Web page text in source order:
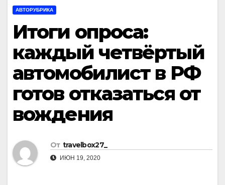
АВТОРУБРИКА
Итоги опроса:
каждый четвёртый
автомобилист в РФ
готов отказаться от
вождения
От travelbox27_
ИЮН 19, 2020